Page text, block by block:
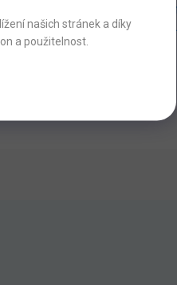
našich stránek a díky
a použitelnost.
+7000 ks